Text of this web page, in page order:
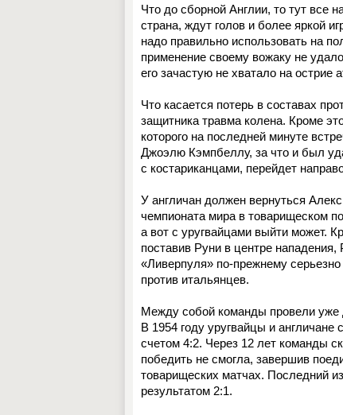
Что до сборной Англии, то тут все
страна, ждут голов и более яркой
надо правильно использовать на
применение своему вожаку не
его зачастую не хватало на острие
Что касается потерь в составах
защитника травма колена. Кроме
которого на последней минуте
Джоэлю Кэмпбеллу, за что и был
с костариканцами, перейдет
У англичан должен вернуться
чемпионата мира в товарищеском
а вот с уругвайцами выйти может.
поставив Руни в центре
«Ливерпуля» по-прежнему
против итальянцев.
Между собой команды провели уже
В 1954 году уругвайцы и
счетом 4:2. Через 12 лет команды
победить не смогла, завершив
товарищеских матчах. Последний
результатом 2:1.